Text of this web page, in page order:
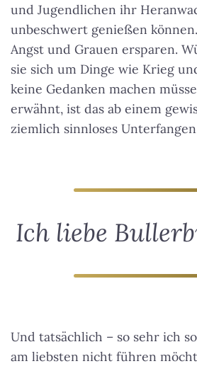
und Jugendlichen ihr
unbeschwert genießen
Angst und Grauen ersparen.
sie sich um Dinge wie Krieg
keine Gedanken machen
erwähnt, ist das ab einem
ziemlich sinnloses
Ich liebe
Und tatsächlich – so sehr ich
am liebsten nicht führen